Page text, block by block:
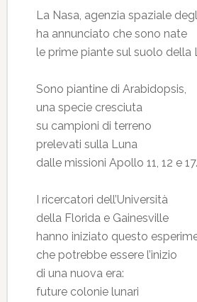
La Nasa, agenzia spaziale
ha annunciato che sono nate
le prime piante sul suolo della
Sono piantine di Arabidopsis,
una specie cresciuta
su campioni di terreno
prelevati sulla Luna
dalle missioni Apollo 11, 12 e 17.
I ricercatori dell’Università
della Florida e Gainesville
hanno iniziato questo
che potrebbe essere l’inizio
di una nuova era:
future colonie lunari